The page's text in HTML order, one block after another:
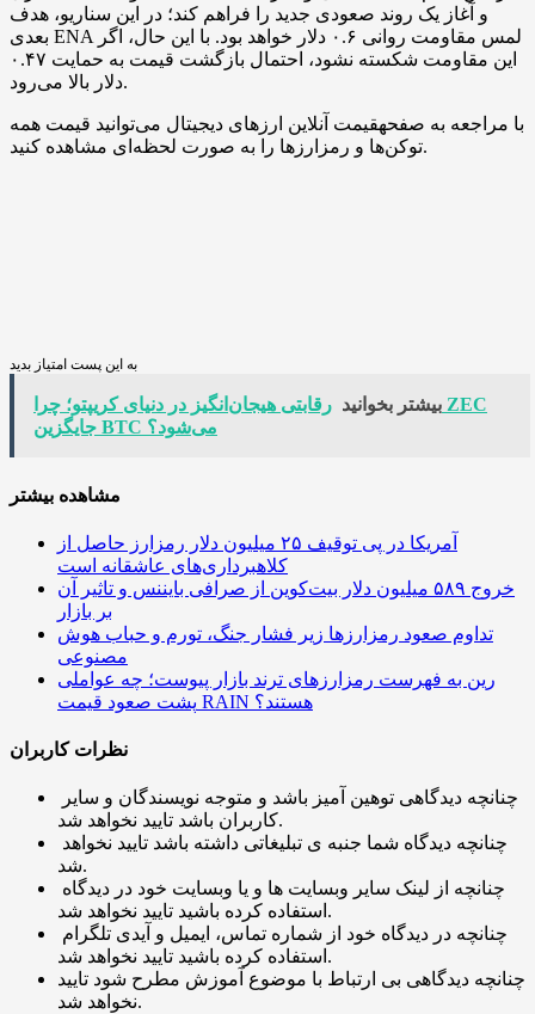
و آغاز یک روند صعودی جدید را فراهم کند؛ در این سناریو، هدف
بعدی ENA لمس مقاومت روانی ۰.۶ دلار خواهد بود. با این حال، اگر
این مقاومت شکسته نشود، احتمال بازگشت قیمت به حمایت ۰.۴۷
دلار بالا می‌رود.
با مراجعه به صفحهقیمت آنلاین ارزهای دیجیتال می‌توانید قیمت همه
توکن‌ها و رمزارزها را به صورت لحظه‌ای مشاهده کنید.
به این پست امتیاز بدید
بیشتر بخوانید رقابتی هیجان‌انگیز در دنیای کریپتو؛ چرا ZEC
جایگزین BTC می‌شود؟
مشاهده بیشتر
آمریکا در پی توقیف ۲۵ میلیون دلار رمزارز حاصل از
کلاهبرداری‌های عاشقانه است
خروج ۵۸۹ میلیون دلار بیت‌کوین از صرافی بایننس و تاثیر آن
بر بازار
تداوم صعود رمزارزها زیر فشار جنگ، تورم و حباب هوش
مصنوعی
رین به فهرست رمزارزهای ترند بازار پیوست؛ چه عواملی
پشت صعود قیمت RAIN هستند؟
نظرات کاربران
کاربران باشد تایید نخواهد شد.
شد.
استفاده کرده باشید تایید نخواهد شد.
استفاده کرده باشید تایید نخواهد شد.
چنانچه دیدگاهی بی ارتباط با موضوع آموزش مطرح شود تایید
نخواهد شد.